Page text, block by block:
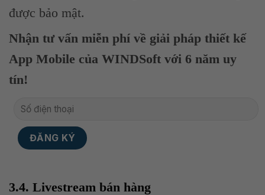
được bảo mật.
Nhận tư vấn miễn phí về giải pháp thiết kế
App Mobile của WINDSoft với 6 năm uy
tín!
3.4. Livestream bán hàng